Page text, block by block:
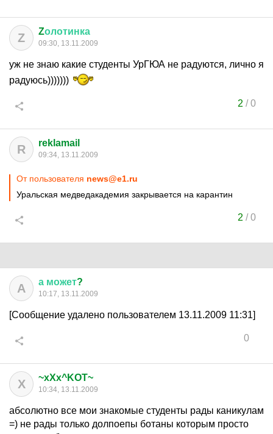
Z Zолотинка
09:30, 13.11.2009
уж не знаю какие студенты УрГЮА не радуются, лично я
радуюсь)))))))
2 /0
R reklamail
09:34, 13.11.2009
От пользователя news@e1.ru
Уральская медведакадемия закрывается на карантин
2 /0
А а может?
10:17, 13.11.2009
[Сообщение удалено пользователем 13.11.2009 11:31]
0
X ~xXx^KOT~
10:34, 13.11.2009
абсолютно все мои знакомые студенты рады каникулам
=) не рады только долпоепы ботаны которым просто